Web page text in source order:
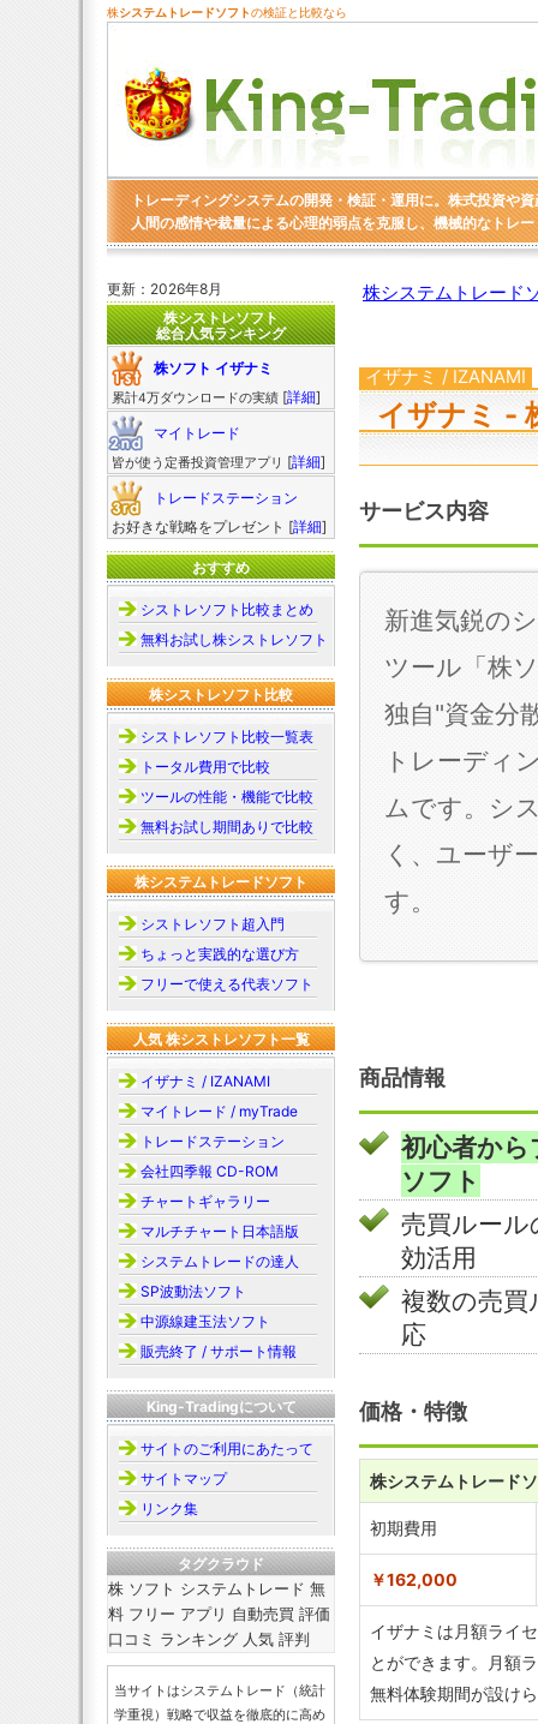
株システムトレードソフトの検証と比較なら
トレーディングシステムの開発・検証・運用に。株式投資や
人間の感情や裁量による心理的弱点を克服し、機械的なトレ
株システムトレード
イザナミ / IZANAMI
イザナミ -
サービス内容
新進気鋭の
ツール「株
独自"資金分
トレーディ
ムです。シ
く、ユーザ
す。
商品情報
初心者か
ソフト
売買ルー
効活用
複数の売買
応
価格・特徴
株システムトレード
初期費用
￥162,000
イザナミは月額ライ
とができます。月額
無料体験期間が設け
更新：2026年8月
株シストレソフト
総合人気ランキング
株ソフト イザナミ
累計4万ダウンロードの実績 [詳細]
マイトレード
皆が使う定番投資管理アプリ [詳細]
トレードステーション
お好きな戦略をプレゼント [詳細]
おすすめ
シストレソフト比較まとめ
無料お試し株シストレソフト
株シストレソフト比較
シストレソフト比較一覧表
トータル費用で比較
ツールの性能・機能で比較
無料お試し期間ありで比較
株システムトレードソフト
シストレソフト超入門
ちょっと実践的な選び方
フリーで使える代表ソフト
人気 株シストレソフト一覧
イザナミ / IZANAMI
マイトレード / myTrade
トレードステーション
会社四季報 CD-ROM
チャートギャラリー
マルチチャート日本語版
システムトレードの達人
SP波動法ソフト
中源線建玉法ソフト
販売終了 / サポート情報
King-Tradingについて
サイトのご利用にあたって
サイトマップ
リンク集
タグクラウド
株 ソフト システムトレード 無
料 フリー アプリ 自動売買 評価
口コミ ランキング 人気 評判
当サイトはシステムトレード（統計
学重視）戦略で収益を徹底的に高め